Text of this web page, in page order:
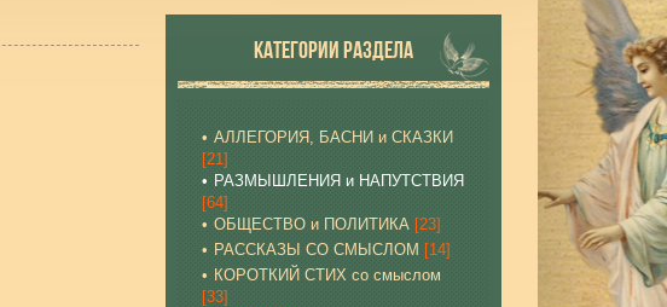
КАТЕГОРИИ РАЗДЕЛА
АЛЛЕГОРИЯ, БАСНИ и СКАЗКИ
[21]
РАЗМЫШЛЕНИЯ и НАПУТСТВИЯ
[64]
ОБЩЕСТВО и ПОЛИТИКА [23]
РАССКАЗЫ СО СМЫСЛОМ [14]
КОРОТКИЙ СТИХ со смыслом
[33]